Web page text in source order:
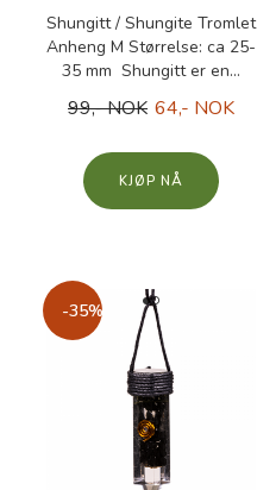
Shungitt / Shungite Tromlet
Anheng M Størrelse: ca 25-
35 mm Shungitt er en...
99,- NOK 64,- NOK
KJØP
-35%